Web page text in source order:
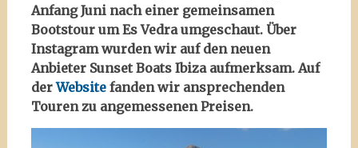
Anfang Juni nach einer gemeinsamen
Bootstour um Es Vedra umgeschaut. Über
Instagram wurden wir auf den neuen
Anbieter Sunset Boats Ibiza aufmerksam. Auf
derWebsitefanden wir ansprechenden
Touren zu angemessenen Preisen.